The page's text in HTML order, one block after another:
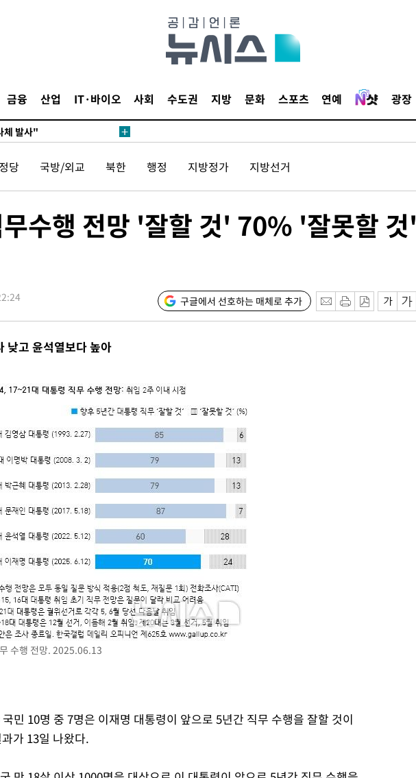
금융 산업 IT·바이오 사회 수도권 지방 문화 스포츠 연예 광장
회·축구회관 등 압수수색
미사일 가능성
체 발사"
취소…11일 재개
한국 무역적자 있어"
등포 순간 '40도'
란 중요임무종사 혐의
801.67 마감
원 마감
켓 달 충돌 흔적 포착
부차기 끝 과달라하라 격파
…"공산주의가 최대 위협"
…안정 전력 위해 불가피"
협회·축구회관 등 압수수색
사일…감시·경계태세 강
체 발사"
도 계속[내일날씨]
소…11일 재개
압수수색에 '충격·당황'
영등포 순간 '40도'
내란 중요임무종사 혐의
른 801.67 마감
부차기 끝 과달라하라 격파
나며 폭염 잠시 꺾인다"
당 국방/외교 북한 행정 지방정가 지방선거
수행 전망 '잘할 것' 70% '잘못할 것'
구글에서 선호하는 매체로 추가
낮고 윤석열보다 높아
수행 전망. 2025.06.13
민 10명 중 7명은 이재명 대통령이 앞으로 5년간 직무 수행을 잘할 것이
가 13일 나왔다.